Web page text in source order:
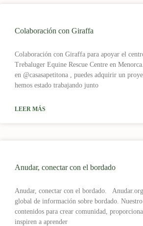
Colaboración con Giraffa
Colaboración con Giraffa para apoyar el
Trebaluger Equine Rescue Centre en
en @casasapetitona , puedes adquirir un
hemos estado trabajando junto
LEER MÁS
Anudar, conectar con el bordado
Anudar, conectar con el bordado.
global de información sobre bordado.
contenidos para crear comunidad,
inspiren a aprender